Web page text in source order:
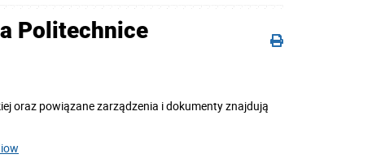
Politechnice
oraz powiązane zarządzenia i dokumenty znajdują